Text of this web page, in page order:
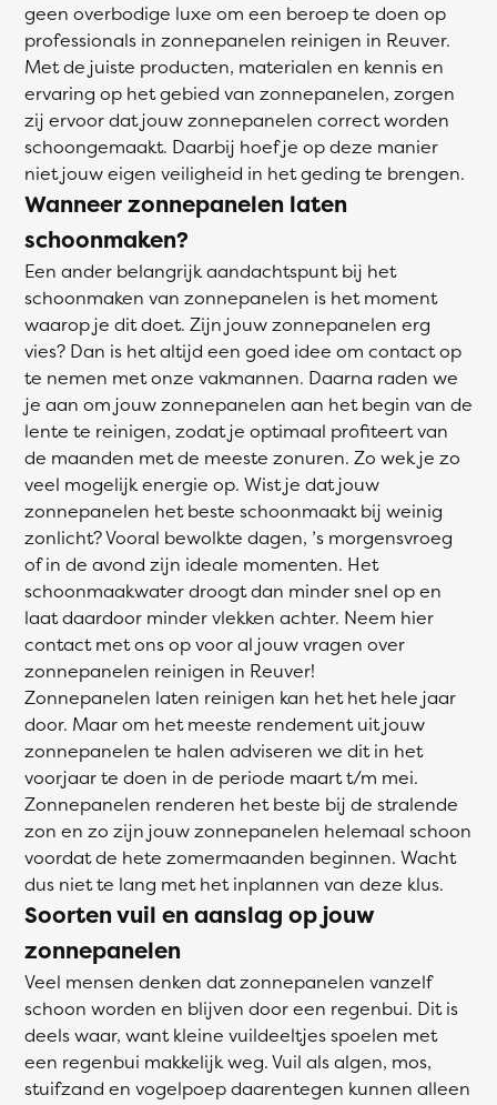
geen overbodige luxe om een beroep te doen op
professionals in zonnepanelen reinigen in Reuver.
Met de juiste producten, materialen en kennis en
ervaring op het gebied van zonnepanelen, zorgen
zij ervoor dat jouw zonnepanelen correct worden
schoongemaakt. Daarbij hoef je op deze manier
niet jouw eigen veiligheid in het geding te brengen.
Wanneer zonnepanelen laten
schoonmaken?
Een ander belangrijk aandachtspunt bij het
schoonmaken van zonnepanelen is het moment
waarop je dit doet. Zijn jouw zonnepanelen erg
vies? Dan is het altijd een goed idee om contact op
te nemen met onze vakmannen. Daarna raden we
je aan om jouw zonnepanelen aan het begin van de
lente te reinigen, zodat je optimaal profiteert van
de maanden met de meeste zonuren. Zo wek je zo
veel mogelijk energie op. Wist je dat jouw
zonnepanelen het beste schoonmaakt bij weinig
zonlicht? Vooral bewolkte dagen, ’s morgensvroeg
of in de avond zijn ideale momenten. Het
schoonmaakwater droogt dan minder snel op en
laat daardoor minder vlekken achter. Neem hier
contact met ons op voor al jouw vragen over
zonnepanelen reinigen in Reuver!
Zonnepanelen laten reinigen kan het het hele jaar
door. Maar om het meeste rendement uit jouw
zonnepanelen te halen adviseren we dit in het
voorjaar te doen in de periode maart t/m mei.
Zonnepanelen renderen het beste bij de stralende
zon en zo zijn jouw zonnepanelen helemaal schoon
voordat de hete zomermaanden beginnen. Wacht
dus niet te lang met het inplannen van deze klus.
Soorten vuil en aanslag op jouw
zonnepanelen
Veel mensen denken dat zonnepanelen vanzelf
schoon worden en blijven door een regenbui. Dit is
deels waar, want kleine vuildeeltjes spoelen met
een regenbui makkelijk weg. Vuil als algen, mos,
stuifzand en vogelpoep daarentegen kunnen alleen